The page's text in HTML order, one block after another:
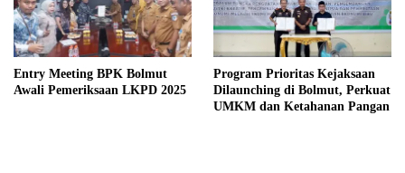
Entry Meeting BPK Bolmut
Awali Pemeriksaan LKPD 2025
Program Prioritas Kejaksaan
Dilaunching di Bolmut, Perkuat
UMKM dan Ketahanan Pangan